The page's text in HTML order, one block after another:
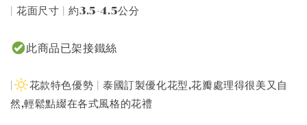
| 花面尺寸 | 約3.5-4.5公分
此商品已架接鐵絲
花款特色優勢 | 泰國訂製優化花型,花瓣處理得很美又自
然,輕鬆點綴在各式風格的花禮